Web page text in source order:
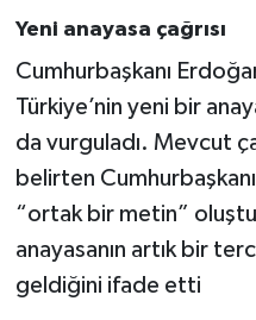
Yeni anayasa çağrısı
Cumhurbaşkanı
Türkiye’nin yeni bir
da vurguladı. Mevcut
belirten
“ortak bir metin”
anayasanın artık bir
geldiğini ifade etti